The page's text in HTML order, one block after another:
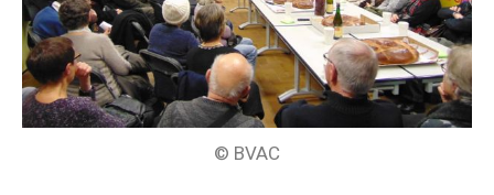
© BVAC